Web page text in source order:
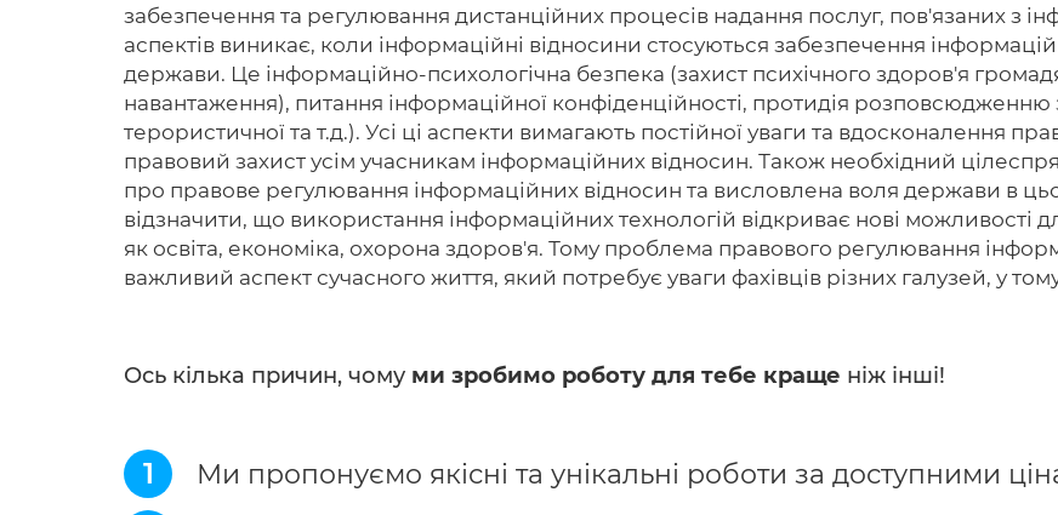
забезпечення та регулювання дистанційних процесів надання послуг, пов'язаних з
аспектів виникає, коли інформаційні відносини стосуються забезпечення
держави. Це інформаційно-психологічна безпека (захист психічного здоров'я
навантаження), питання інформаційної конфіденційності, протидія розповсюдженню
терористичної та т.д.). Усі ці аспекти вимагають постійної уваги та вдосконалення
правовий захист усім учасникам інформаційних відносин. Також необхідний
про правове регулювання інформаційних відносин та висловлена ​​воля держави в
відзначити, що використання інформаційних технологій відкриває нові можливості
як освіта, економіка, охорона здоров'я. Тому проблема правового регулювання
важливий аспект сучасного життя, який потребує уваги фахівців різних галузей, у тому
Ось кілька причин, чому ми зробимо роботу для тебе краще ніж інші!
1 Ми пропонуємо якісні та унікальні роботи за доступними